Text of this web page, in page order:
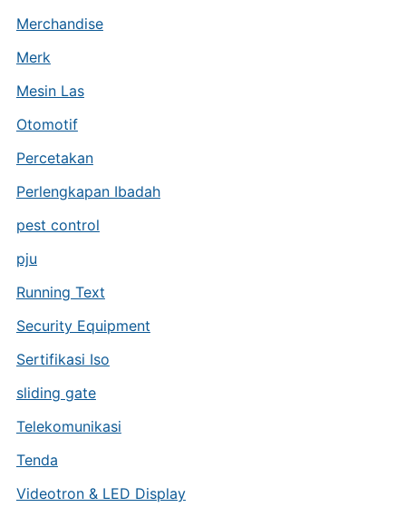
Merchandise
Merk
Mesin Las
Otomotif
Percetakan
Perlengkapan Ibadah
pest control
pju
Running Text
Security Equipment
Sertifikasi Iso
sliding gate
Telekomunikasi
Tenda
Videotron & LED Display